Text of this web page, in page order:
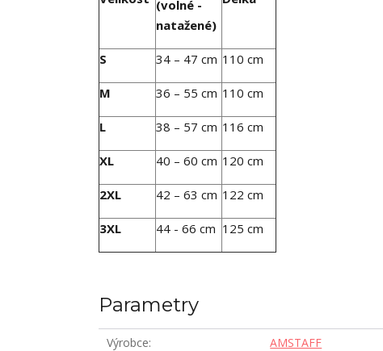
(volné -
natažené)
S 34 – 47 cm 110 cm
M 36 – 55 cm 110 cm
L 38 – 57 cm 116 cm
XL 40 – 60 cm 120 cm
2XL 42 – 63 cm 122 cm
3XL 44 - 66 cm 125 cm
Parametry
Výrobce
AMSTAFF